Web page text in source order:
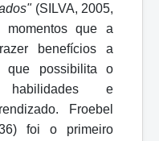
(SILVA, 2005,
que a
benefícios a
que possibilita o
habilidades e
Froebel
foi o primeiro